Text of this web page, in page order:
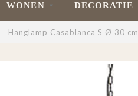
WONEN DECORATIE
Hanglamp Casablanca S Ø 30 cm